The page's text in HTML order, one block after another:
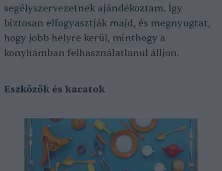
segélyszervezetnek ajándékoztam. Így
biztosan elfogyasztják majd, és megnyugtat,
hogy jobb helyre kerül, minthogy a
konyhámban felhasználatlanul álljon.
Eszközök és kacatok